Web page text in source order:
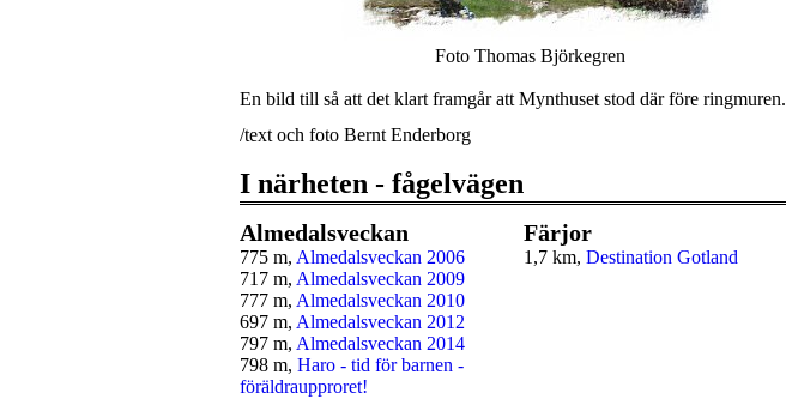
Foto Thomas Björkegren
En bild till så att det klart framgår att Mynthuset stod där före ringmuren.
/text och foto Bernt Enderborg
I närheten - fågelvägen
Almedalsveckan
775 m, Almedalsveckan 2006
717 m, Almedalsveckan 2009
777 m, Almedalsveckan 2010
697 m, Almedalsveckan 2012
797 m, Almedalsveckan 2014
798 m, Haro - tid för barnen -
föräldraupproret!
Färjor
1,7 km,Destination Gotland